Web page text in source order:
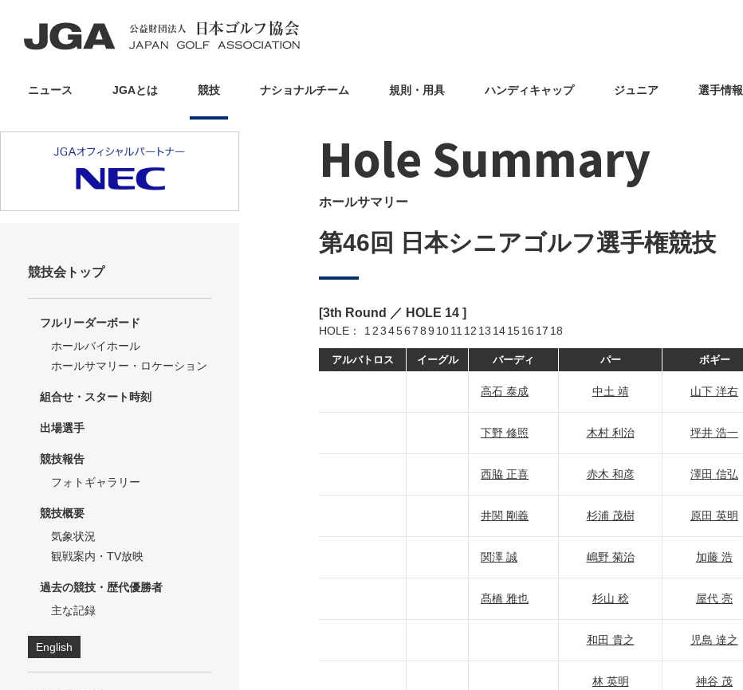
ニュース JGAとは 競技 ナショナルチーム 規則・用具 ハンディキャップ ジュニア 選手情報
Hole Summary
ホールサマリー
第46回 日本シニアゴルフ選手権競技
[3th Round ／ HOLE 14 ]
HOLE 1 23456789 1011 12 13 141516 17 18
アルバトロス イーグル バーディ パー ボギー
高石 泰成 中土 靖 山下 洋右
下野 修照 木村 利治 坪井 浩一
西脇 正喜 赤木 和彦 澤田 信弘
井関 剛義 杉浦 茂樹 原田 英明
関澤 誠 嶋野 菊治 加藤 浩
髙橋 雅也 杉山 稔 屋代 亮
和田 貴之 児島 達之
林 英明 神谷 茂
競技会トップ
フルリーダーボード
ホールバイホール
ホールサマリー・ロケーション
組合せ・スタート時刻
出場選手
競技報告
フォトギャラリー
競技概要
気象状況
観戦案内・TV放映
過去の競技・歴代優勝者
主な記録
English